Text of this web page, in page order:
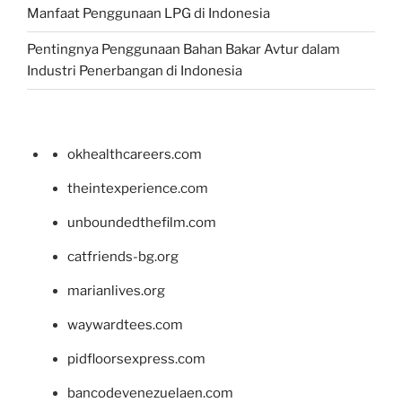
Manfaat Penggunaan LPG di Indonesia
Pentingnya Penggunaan Bahan Bakar Avtur dalam
Industri Penerbangan di Indonesia
okhealthcareers.com
theintexperience.com
unboundedthefilm.com
catfriends-bg.org
marianlives.org
waywardtees.com
pidfloorsexpress.com
bancodevenezuelaen.com